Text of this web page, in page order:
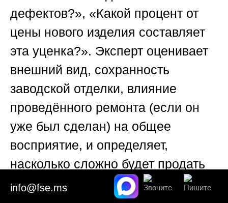
дефектов?», «Какой процент от
цены нового изделия составляет
эта уценка?». Эксперт оценивает
внешний вид, сохранность
заводской отделки, влияние
проведённого ремонта (если он
уже был сделан) на общее
восприятие, и определяет,
насколько сложно будет продать
данное изделие на вторичном
info@fse.ms